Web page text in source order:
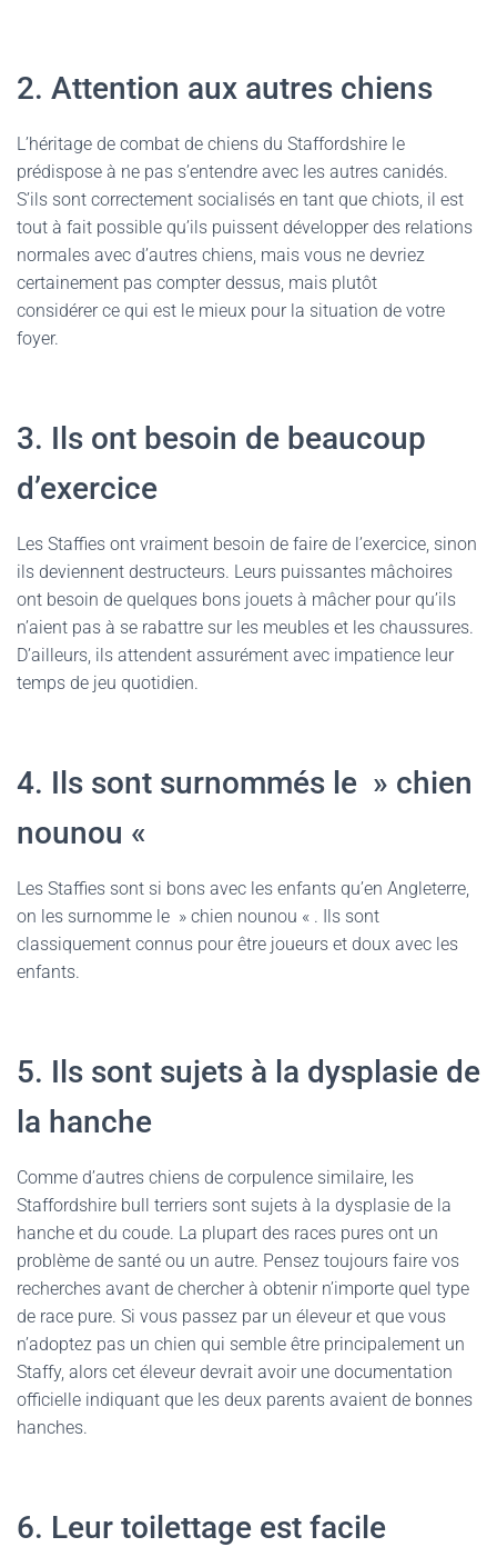
2. Attention aux autres chiens
L’héritage de combat de chiens du Staffordshire le
prédispose à ne pas s’entendre avec les autres canidés.
S’ils sont correctement socialisés en tant que chiots, il est
tout à fait possible qu’ils puissent développer des relations
normales avec d’autres chiens, mais vous ne devriez
certainement pas compter dessus, mais plutôt
considérer ce qui est le mieux pour la situation de votre
foyer.
3. Ils ont besoin de beaucoup
d’exercice
Les Staffies ont vraiment besoin de faire de l’exercice, sinon
ils deviennent destructeurs. Leurs puissantes mâchoires
ont besoin de quelques bons jouets à mâcher pour qu’ils
n’aient pas à se rabattre sur les meubles et les chaussures.
D’ailleurs, ils attendent assurément avec impatience leur
temps de jeu quotidien.
4. Ils sont surnommés le » chien
nounou «
Les Staffies sont si bons avec les enfants qu’en Angleterre,
on les surnomme le » chien nounou « . Ils sont
classiquement connus pour être joueurs et doux avec les
enfants.
5. Ils sont sujets à la dysplasie de
la hanche
Comme d’autres chiens de corpulence similaire, les
Staffordshire bull terriers sont sujets à la dysplasie de la
hanche et du coude. La plupart des races pures ont un
problème de santé ou un autre. Pensez toujours faire vos
recherches avant de chercher à obtenir n’importe quel type
de race pure. Si vous passez par un éleveur et que vous
n’adoptez pas un chien qui semble être principalement un
Staffy, alors cet éleveur devrait avoir une documentation
officielle indiquant que les deux parents avaient de bonnes
hanches.
6. Leur toilettage est facile